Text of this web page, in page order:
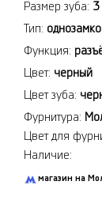
Размер зуба: 3
Тип:
Функция:
Цвет: черный
Цвет зуба:
Фурнитура:
Цвет для
Наличие:
магазин на